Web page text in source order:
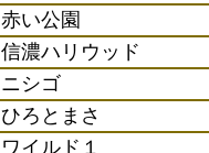
赤い公園
信濃ハリウッド
ニシゴ
ひろとまさ
ワイルド１